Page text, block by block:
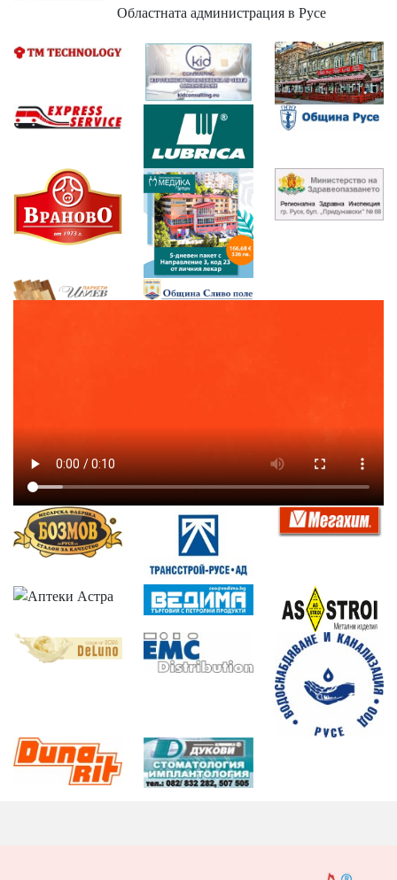
Областната администрация в Русе